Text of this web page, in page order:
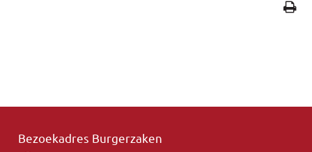
Bezoekadres Burgerzaken